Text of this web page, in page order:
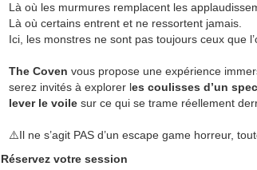
Là où les murmures remplacent les
Là où certains entrent et ne ressortent jamais.
Ici, les monstres ne sont pas toujours ceux que
The Coven vous propose une expérience
serez invités à explorer les coulisses d’un
lever le voile sur ce qui se trame réellement
⚠️Il ne s’agit PAS d’un escape game horreur,
Réservez votre session